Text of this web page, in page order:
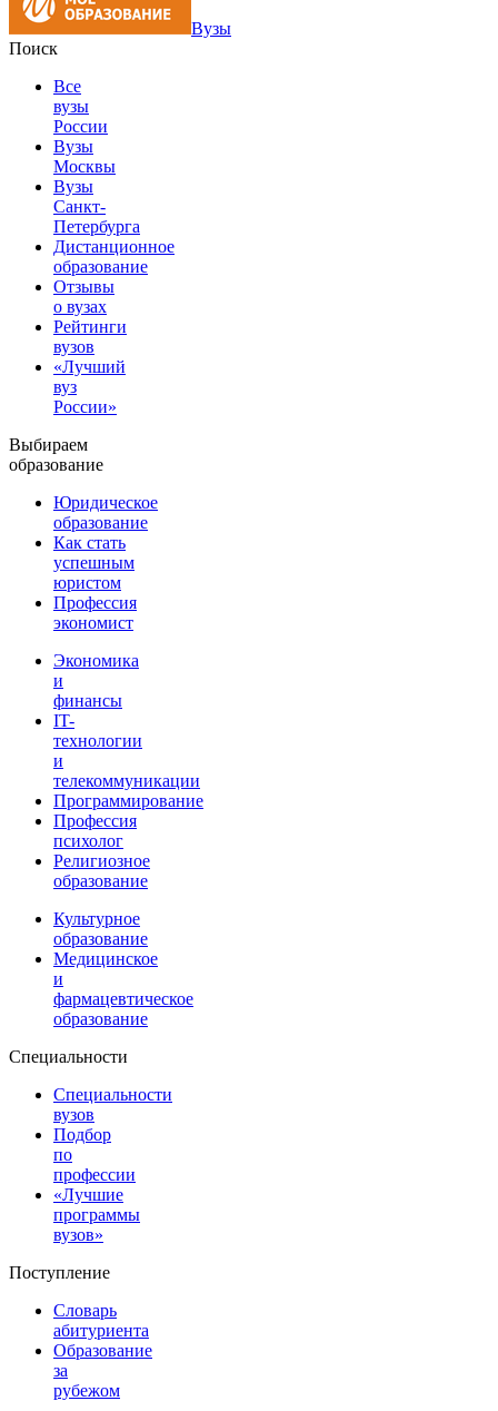
Вузы
Поиск
Все
вузы
России
Вузы
Москвы
Вузы
Санкт-
Петербурга
Дистанционное
образование
Отзывы
о вузах
Рейтинги
вузов
«Лучший
вуз
России»
Выбираем
образование
Юридическое
образование
Как стать
успешным
юристом
Профессия
экономист
Экономика
и
финансы
IT-
технологии
и
телекоммуникации
Программирование
Профессия
психолог
Религиозное
образование
Культурное
образование
Медицинское
и
фармацевтическое
образование
Специальности
Специальности
вузов
Подбор
по
профессии
«Лучшие
программы
вузов»
Поступление
Словарь
абитуриента
Образование
за
рубежом